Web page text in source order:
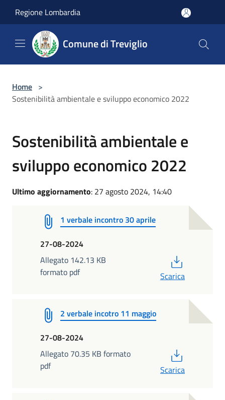
Regione Lombardia
Comune di Treviglio
Home >
Sostenibilità ambientale e sviluppo economico 2022
Sostenibilità ambientale e
sviluppo economico 2022
Ultimo aggiornamento: 27 agosto 2024, 14:40
1 verbale incontro 30 aprile
27-08-2024
Allegato 142.13 KB
formato pdf
Scarica
2 verbale incotro 11 maggio
27-08-2024
Allegato 70.35 KB formato
pdf
Scarica